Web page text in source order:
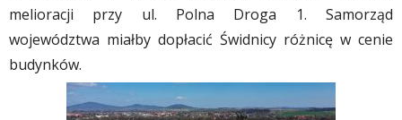
melioracji przy ul. Polna Droga 1. Samorząd
województwa miałby dopłacić Świdnicy różnicę w cenie
budynków.